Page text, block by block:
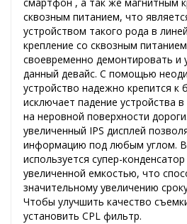
сквозным питанием, что
устройством такого рода в
крепление со сквозным
своевременно демонтировать и
данный девайс. С помощью
устройство надежно крепится к
исключает падение устройства
на неровной поверхности
увеличенный IPS дисплей
информацию под любым углом. В
используется супер-
увеличенной емкостью, что
значительному увеличению
Чтобы улучшить качество
установить CPL фильтр.